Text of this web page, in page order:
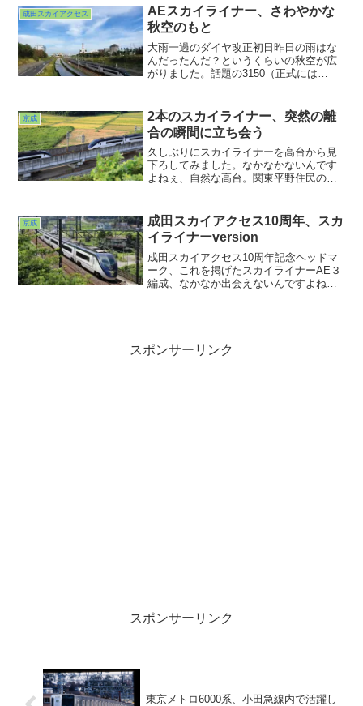
とん空振りますわ。ヒット数上げたいけ
ど今のご時世では出撃そのものが・・・
あぁ悩ましい・・・
成田スカイアクセス
AEスカイライナー、さわやかな
秋空のもと
大雨一過のダイヤ改正初日昨日の雨はな
んだったんだ？というくらいの秋空が広
がりました。話題の3150（正式には
からほぼ定時運行を行なっておりまし
た。そこでこの日の空...
京成
2本のスカイライナー、突然の離
合の瞬間に立ち会う
久しぶりにスカイライナーを高台から見
下ろしてみました。なかなかないんです
よねぇ、自然な高台。関東平野住民のさ
うではありますが(^ ^;;タワマンの上層階
という手もあるかもしれませんが、そう
いうとこは地震があったら怖いからな
ぁ・。ま、また行ってみます
京成
成田スカイアクセス10周年、スカ
イライナーversion
成田スカイアクセス10周年記念ヘッドマ
ーク、これを掲げたスカイライナーAE３
編成、なかなか出会えないんですよね
るのはいつ！？挑戦の日々は続きます(^
スポンサーリンク
スポンサーリンク
東京メトロ6000系、小田急線内で活躍し